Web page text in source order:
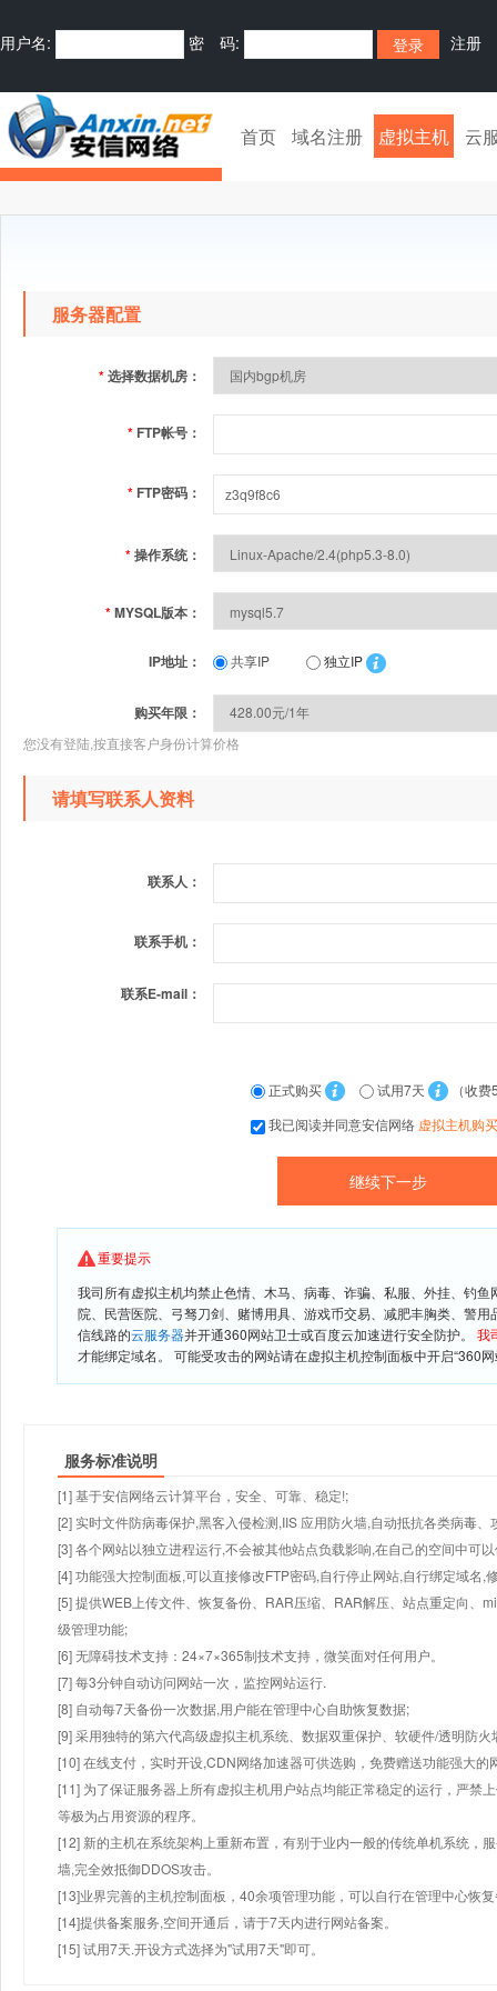
用户名: 密 码: 注册
首页 域名注册 虚拟主机 云
服务器配置
*选择数据机房：
* FTP帐号：
* FTP密码：
*操作系统：
*MYSQL版本：
IP地址： 共享IP 独立IP
购买年限：
您没有登陆,按直接客户身份计算价格
请填写联系人资料
联系人：
联系手机：
联系E-mail：
正式购买 试用7天
（收费
我已阅读并同意安信网络 虚拟主机购
重要提示
我司所有虚拟主机均禁止色情、木马、病毒、诈骗、私服、外挂、钓
院、民营医院、弓驽刀剑、赌博用具、游戏币交易、减肥丰胸类、警
信线路的云服务器并开通360网站卫士或百度云加速进行安全防护。 我
才能绑定域名。 可能受攻击的网站请在虚拟主机控制面板中开启“360
服务标准说明
[1] 基于安信网络云计算平台，安全、可靠、稳定!;
[2] 实时文件防病毒保护,黑客入侵检测,IIS 应用防火墙,自动抵抗各类病毒、
[3] 各个网站以独立进程运行,不会被其他站点负载影响,在自己的空间中可
[4] 功能强大控制面板,可以直接修改FTP密码,自行停止网站,自行绑定域名,
[5] 提供WEB上传文件、恢复备份、RAR压缩、RAR解压、站点重定向、
级管理功能;
[6] 无障碍技术支持：24×7×365制技术支持，微笑面对任何用户。
[7] 每3分钟自动访问网站一次，监控网站运行.
[8] 自动每7天备份一次数据,用户能在管理中心自助恢复数据;
[9] 采用独特的第六代高级虚拟主机系统、数据双重保护、软硬件/透明防火
[10] 在线支付，实时开设,CDN网络加速器可供选购，免费赠送功能强大
[11] 为了保证服务器上所有虚拟主机用户站点均能正常稳定的运行，严禁
等极为占用资源的程序。
[12] 新的主机在系统架构上重新布置，有别于业内一般的传统单机系统，
墙,完全效抵御DDOS攻击。
[13]业界完善的主机控制面板，40余项管理功能，可以自行在管理中心恢
[14]提供备案服务,空间开通后，请于7天内进行网站备案。
[15] 试用7天.开设方式选择为"试用7天"即可。